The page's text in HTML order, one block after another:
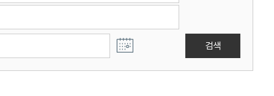
검색